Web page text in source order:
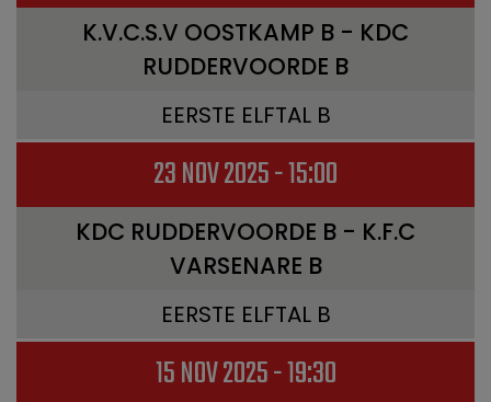
K.V.C.S.V OOSTKAMP B - KDC
RUDDERVOORDE B
EERSTE ELFTAL B
23 NOV 2025 - 15:00
KDC RUDDERVOORDE B - K.F.C
VARSENARE B
EERSTE ELFTAL B
15 NOV 2025 - 19:30